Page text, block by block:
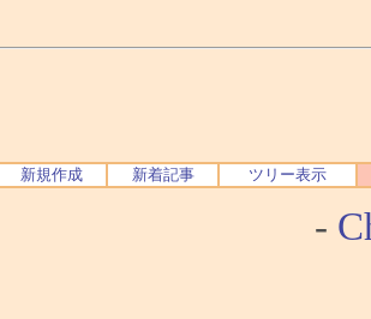
新規作成 新着記事 ツリー表示
-